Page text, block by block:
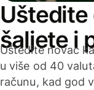
šaljete i
Uštedite novac
u više od 40
računu, kad god